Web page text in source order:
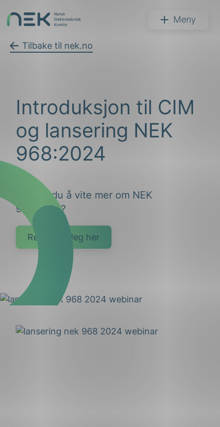
NEK Meny
Tilbake til nek.no
Introduksjon til CIM
og lansering NEK
968:2024
Ønsker du å vite mer om NEK
968:2024?
Registrer deg her